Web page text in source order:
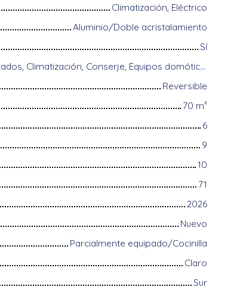
Climatización, Eléctrico
Aluminio/Doble acristalamiento
Sí
Acceso para discapacitados, Climatización, Conserje, Equipos domóticos, Fibra óptica, Portón motorizado, Puerta blindada, Sistema de alarma, Videófono
Reversible
70 m²
6
9
10
71
2026
Nuevo
Parcialmente equipado/Cocinilla
Claro
Sur